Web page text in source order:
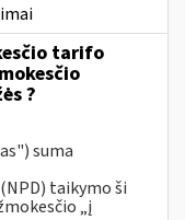
tarifo
?
suma
taikymo ši
„į